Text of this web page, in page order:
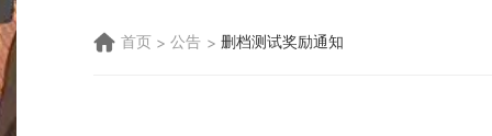
首页 公告 删档测试奖励通知